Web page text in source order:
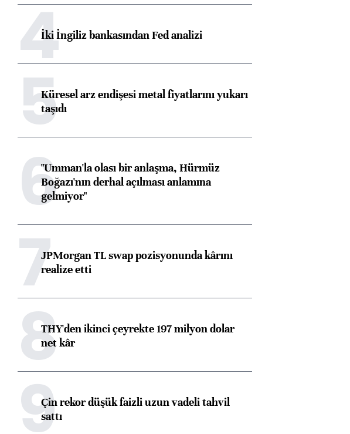
4İki İngiliz bankasından Fed analizi
5Küresel arz endişesi metal fiyatlarını yukarı
taşıdı
6"Umman'la olası bir anlaşma, Hürmüz
Boğazı'nın derhal açılması anlamına
gelmiyor"
7JPMorgan TL swap pozisyonunda kârını
realize etti
8THY'den ikinci çeyrekte 197 milyon dolar
net kâr
9Çin rekor düşük faizli uzun vadeli tahvil
sattı